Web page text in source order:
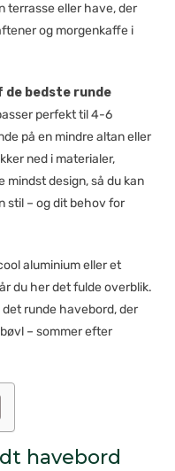
terrasse eller have, der
og morgenkaffe i
de bedste runde
perfekt til 4-6
på en mindre altan eller
ned i materialer,
mindst design, så du kan
stil – og dit behov for
aluminium eller et
du her det fulde overblik.
runde havebord, der
– sommer efter
havebord